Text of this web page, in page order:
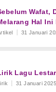
Wafat,
Hal
31 Januari
Lagu
31 Januari 2025